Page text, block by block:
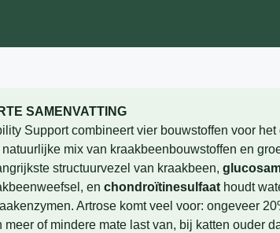
SAMENVATTING
Support combineert vier bouwstoffen voor het
mix van kraakbeenbouwstoffen en
structuurvezel van kraakbeen,
en chondroïtinesulfaat houdt
Artrose komt veel voor: ongeveer
meer of mindere mate last van, bij katten ouder